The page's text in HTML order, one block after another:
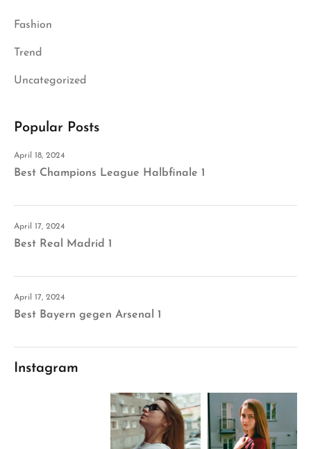
Fashion
Trend
Uncategorized
Popular Posts
April 18, 2024
Best Champions League Halbfinale 1
April 17, 2024
Best Real Madrid 1
April 17, 2024
Best Bayern gegen Arsenal 1
Instagram